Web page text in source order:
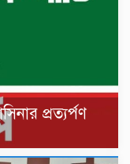
প্রত্যর্পণ